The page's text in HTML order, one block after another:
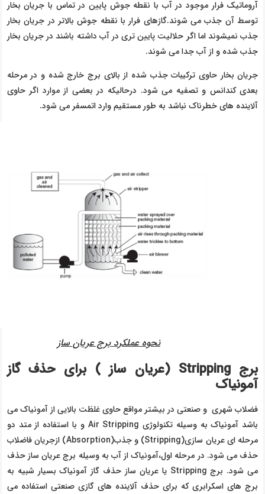
آروماتیک فرار موجود در آب با نقطه جوش پایین در تماس با جریان بخار
توسط آن جذب می شوند.گازهای فرار با نقطه جوش بالاتر در جریان بخار
جذب نمیشوند اما اگر حلالیت پایین تری در آب داشته باشند در جریان بخار
جذب شده و از آب جدا می شوند.
جریان بخار حاوی ترکیبات جذب شده از بالای برج خارج شده و در مرحله
بعدی کندانس و تصفیه می شود. درحالیکه در بعضی از موارد اگر حاوی
آلاینده های خطرناک نباشد به طور مستقیم وارد اتمسفر می شود.
نحوه عملکرد برج عریان ساز
برجStripping (عریان ساز ) برای حذف گاز
آمونیاک
فضلاب شهری و صنعتی در بیشتر مواقع حاوی غلظت بالایی از آمونیاک می
باشد آمونیاک به وسیله تکنولوژی Air Stripping و با استفاده از متد دو
مرحله ای عریان سازی(Stripping) و جذب(Absorption) ازجریان فاضلاب
حذف می شود. در مرحله اول،آمونیاک از آب به وسیله برج عریان ساز حذف
می شود. برج Stripping یا عریان ساز حذف گاز آمونیاک بسیار شبیه به
برج های اسکرابری که برای حذف آلاینده های گازی صنعتی استفاده می